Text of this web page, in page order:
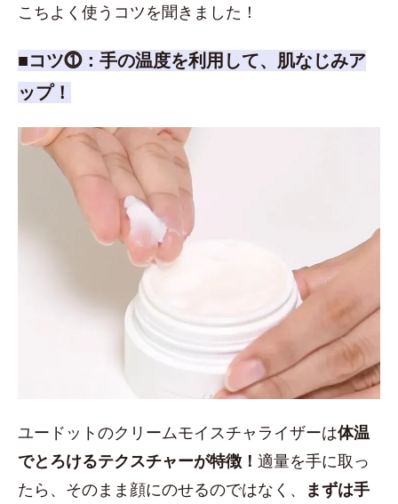
こちよく使うコツを聞きました！
■コツ⓵：手の温度を利用して、肌なじみア
ップ！
ユードットのクリームモイスチャライザーは体温
でとろけるテクスチャーが特徴！ 適量を手に取っ
たら、そのまま顔にのせるのではなく、
まずは手